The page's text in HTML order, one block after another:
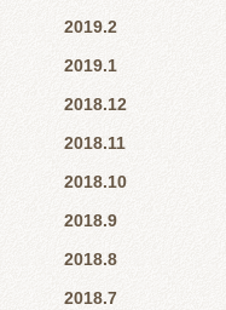
2019.2
2019.1
2018.12
2018.11
2018.10
2018.9
2018.8
2018.7